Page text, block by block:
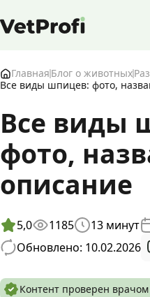
База знаний о животных и
Форум
Войти
Главная Блог о животных
Все виды шпицев: фото,
Все виды
фото,
описание
5,0 1185 13 минут
Обновлено: 10.02.2026
Контент проверен врачом